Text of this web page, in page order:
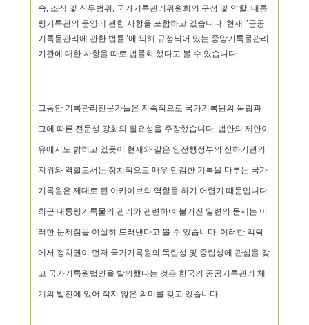
속, 조직 및 직무범위, 국가기록관리위원회의 구성 및 역할, 대통
령기록관의 운영에 관한 사항을 포함하고 있습니다. 현재 "공공
기록물관리에 관한 법률"에 의해 규정되어 있는 중앙기록물관리
기관에 대한 사항을 따로 법률화 했다고 볼 수 있습니다.
그동안 기록관리전문가들은 지속적으로 국가기록원의 독립과
그에 따른 전문성 강화의 필요성을 주장했습니다. 법안의 제안이
유에서도 밝히고 있듯이 현재와 같은 안전행정부의 산하기관의
지위와 역할로서는 정치적으로 매우 민감한 기록을 다루는 국가
기록원은 제대로 된 아카이브의 역할을 하기 어렵기 때문입니다.
최근 대통령기록물의 관리와 관련하여 불거진 일련의 문제는 이
러한 문제점을 여실히 드러낸다고 볼 수 있습니다. 이러한 맥락
에서 정치권이 먼저 국가기록원의 독립성 및 중립성에 관심을 갖
고 국가기록원법안을 발의했다는 것은 한국의 공공기록관리 체
계의 발전에 있어 적지 않은 의미를 갖고 있습니다.